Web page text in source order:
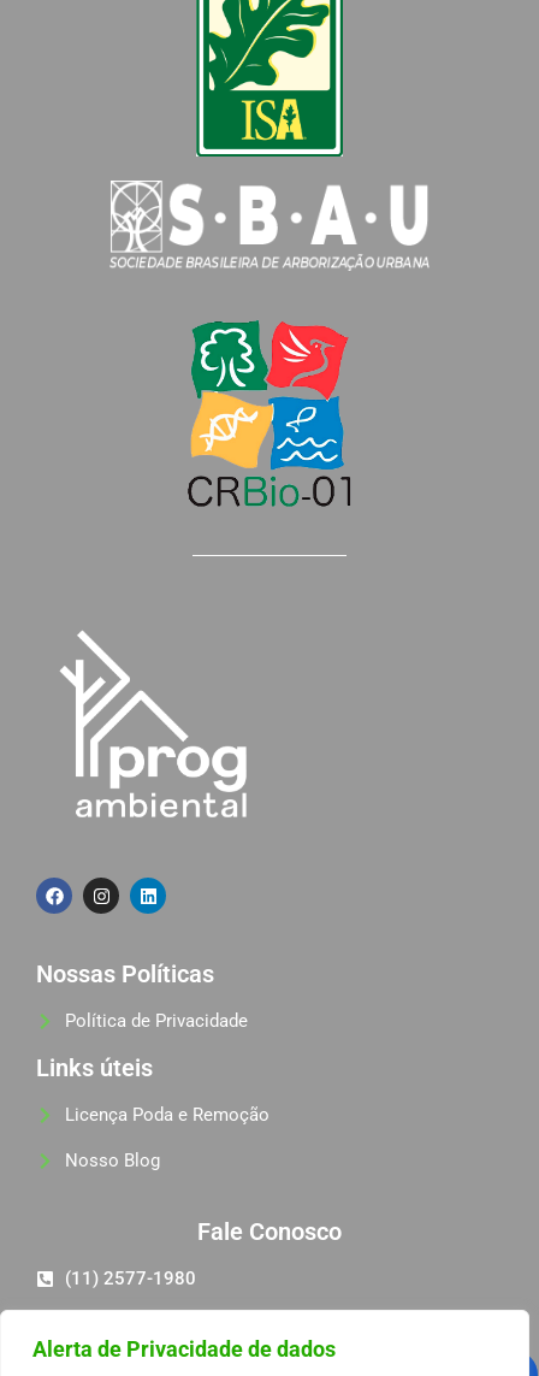
Alerta de Privacidade de dados
Nossas Políticas
Política de Privacidade
Links úteis
Licença Poda e Remoção
Nosso Blog
Fale Conosco
(11) 2577-1980